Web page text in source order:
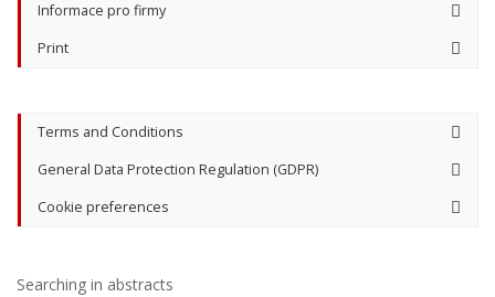
Informace pro firmy
Print
Terms and Conditions
General Data Protection Regulation (GDPR)
Cookie preferences
Searching in abstracts